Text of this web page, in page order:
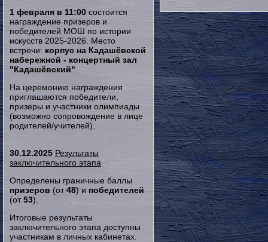
1 февраля в 11:00 состоится
награждение призеров и
победителей МОШ по истории
искусств 2025-2026. Место
встречи: корпус на Кадашёвской
набережной - концертный зал
"Кадашёвский"
На церемонию награждения
приглашаются победители,
призеры и участники олимпиады
(возможно сопровождение в лице
родителей/учителей).
30.12.2025 Результаты
заключительного этапа
Определены граничные баллы
призеров (от48) и победителей
(от53).
Итоговые результаты
заключительного этапа доступны
участникам в личных кабинетах.